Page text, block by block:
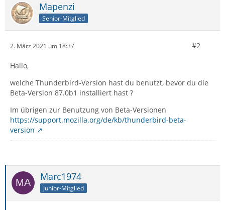
Mapenzi
Senior-Mitglied
2. März 2021 um 18:37 #2
Hallo,
welche Thunderbird-Version hast du benutzt, bevor du die
Beta-Version 87.0b1 installiert hast ?
Im übrigen zur Benutzung von Beta-Versionen
https://support.mozilla.org/de/kb/thunderbird-beta-
version
Marc1974
Junior-Mitglied